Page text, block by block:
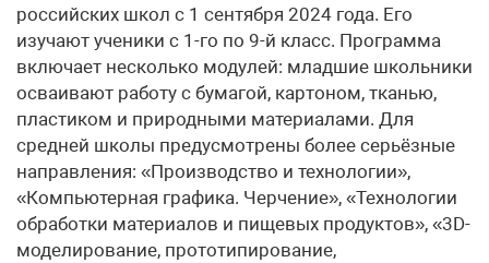
российских школ с 1 сентября 2024 года. Его
изучают ученики с 1-го по 9-й класс. Программа
включает несколько модулей: младшие школьники
осваивают работу с бумагой, картоном, тканью,
пластиком и природными материалами. Для
средней школы предусмотрены более серьёзные
направления: «Производство и технологии»,
«Компьютерная графика. Черчение», «Технологии
обработки материалов и пищевых продуктов», «3D-
моделирование, прототипирование,